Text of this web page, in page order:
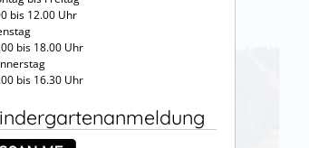
bis 12.00 Uhr
bis 18.00 Uhr
bis 16.30 Uhr